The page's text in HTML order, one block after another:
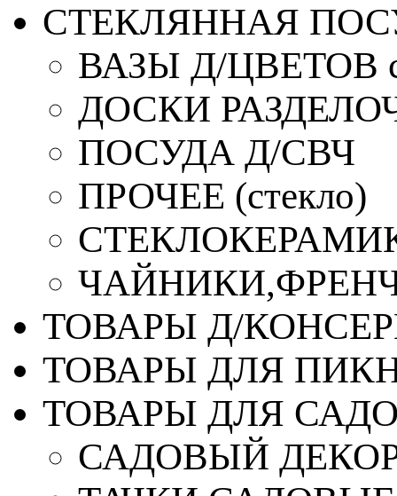
СТЕКЛЯННАЯ
ВАЗЫ Д/ЦВЕТОВ
ДОСКИ
ПОСУДА Д/СВЧ
ПРОЧЕЕ (стекло)
ТОВАРЫ Д/
ТОВАРЫ ДЛЯ
ТОВАРЫ ДЛЯ
САДОВЫЙ